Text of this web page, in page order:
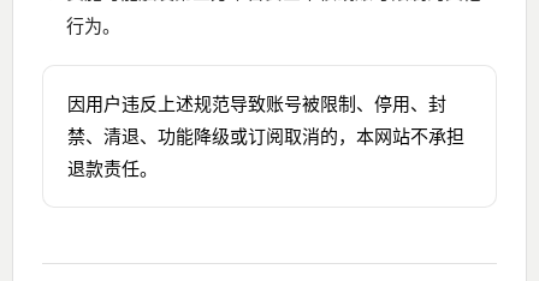
行为。
因用户违反上述规范导致账号被限制、停用、封
禁、清退、功能降级或订阅取消的，本网站不承担
退款责任。